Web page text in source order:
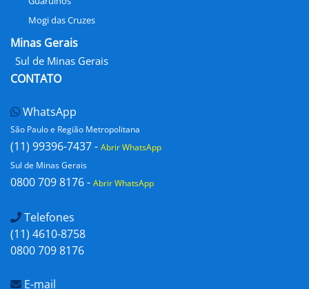
Mogi das Cruzes
Minas Gerais
Sul de Minas Gerais
CONTATO
WhatsApp
São Paulo e Região Metropolitana
(11) 99396-7437 - Abrir WhatsApp
Sul de Minas Gerais
0800 709 8176 - Abrir WhatsApp
Telefones
(11) 4610-8758
0800 709 8176
E-mail